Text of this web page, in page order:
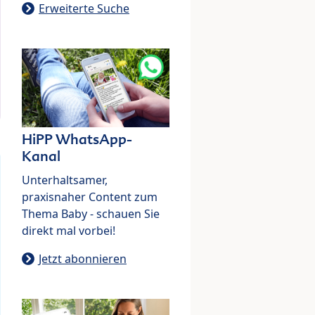
Erweiterte Suche
HiPP WhatsApp-
Kanal
Unterhaltsamer,
praxisnaher Content zum
Thema Baby - schauen Sie
direkt mal vorbei!
Jetzt abonnieren